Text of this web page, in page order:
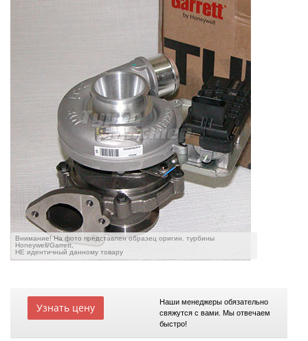
Внимание! На фото представлен образец оригин. турбины
Honeywell/Garrett,
НЕ идентичный данному товару
Узнать цену
Наши менеджеры обязательно
свяжутся с вами. Мы отвечаем
быстро!